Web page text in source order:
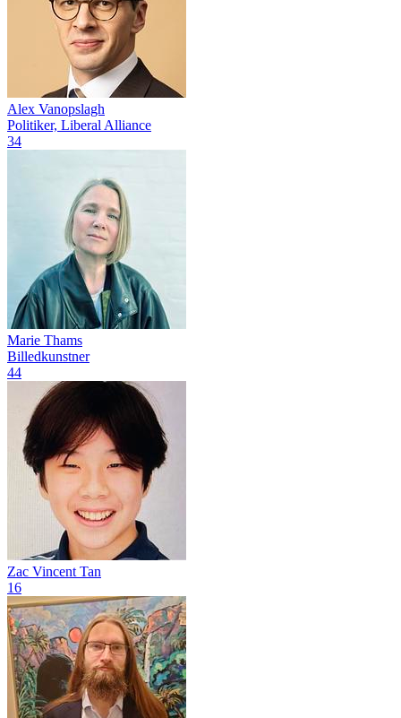
Alex Vanopslagh
Politiker, Liberal Alliance
34
Marie Thams
Billedkunstner
44
Zac Vincent Tan
16